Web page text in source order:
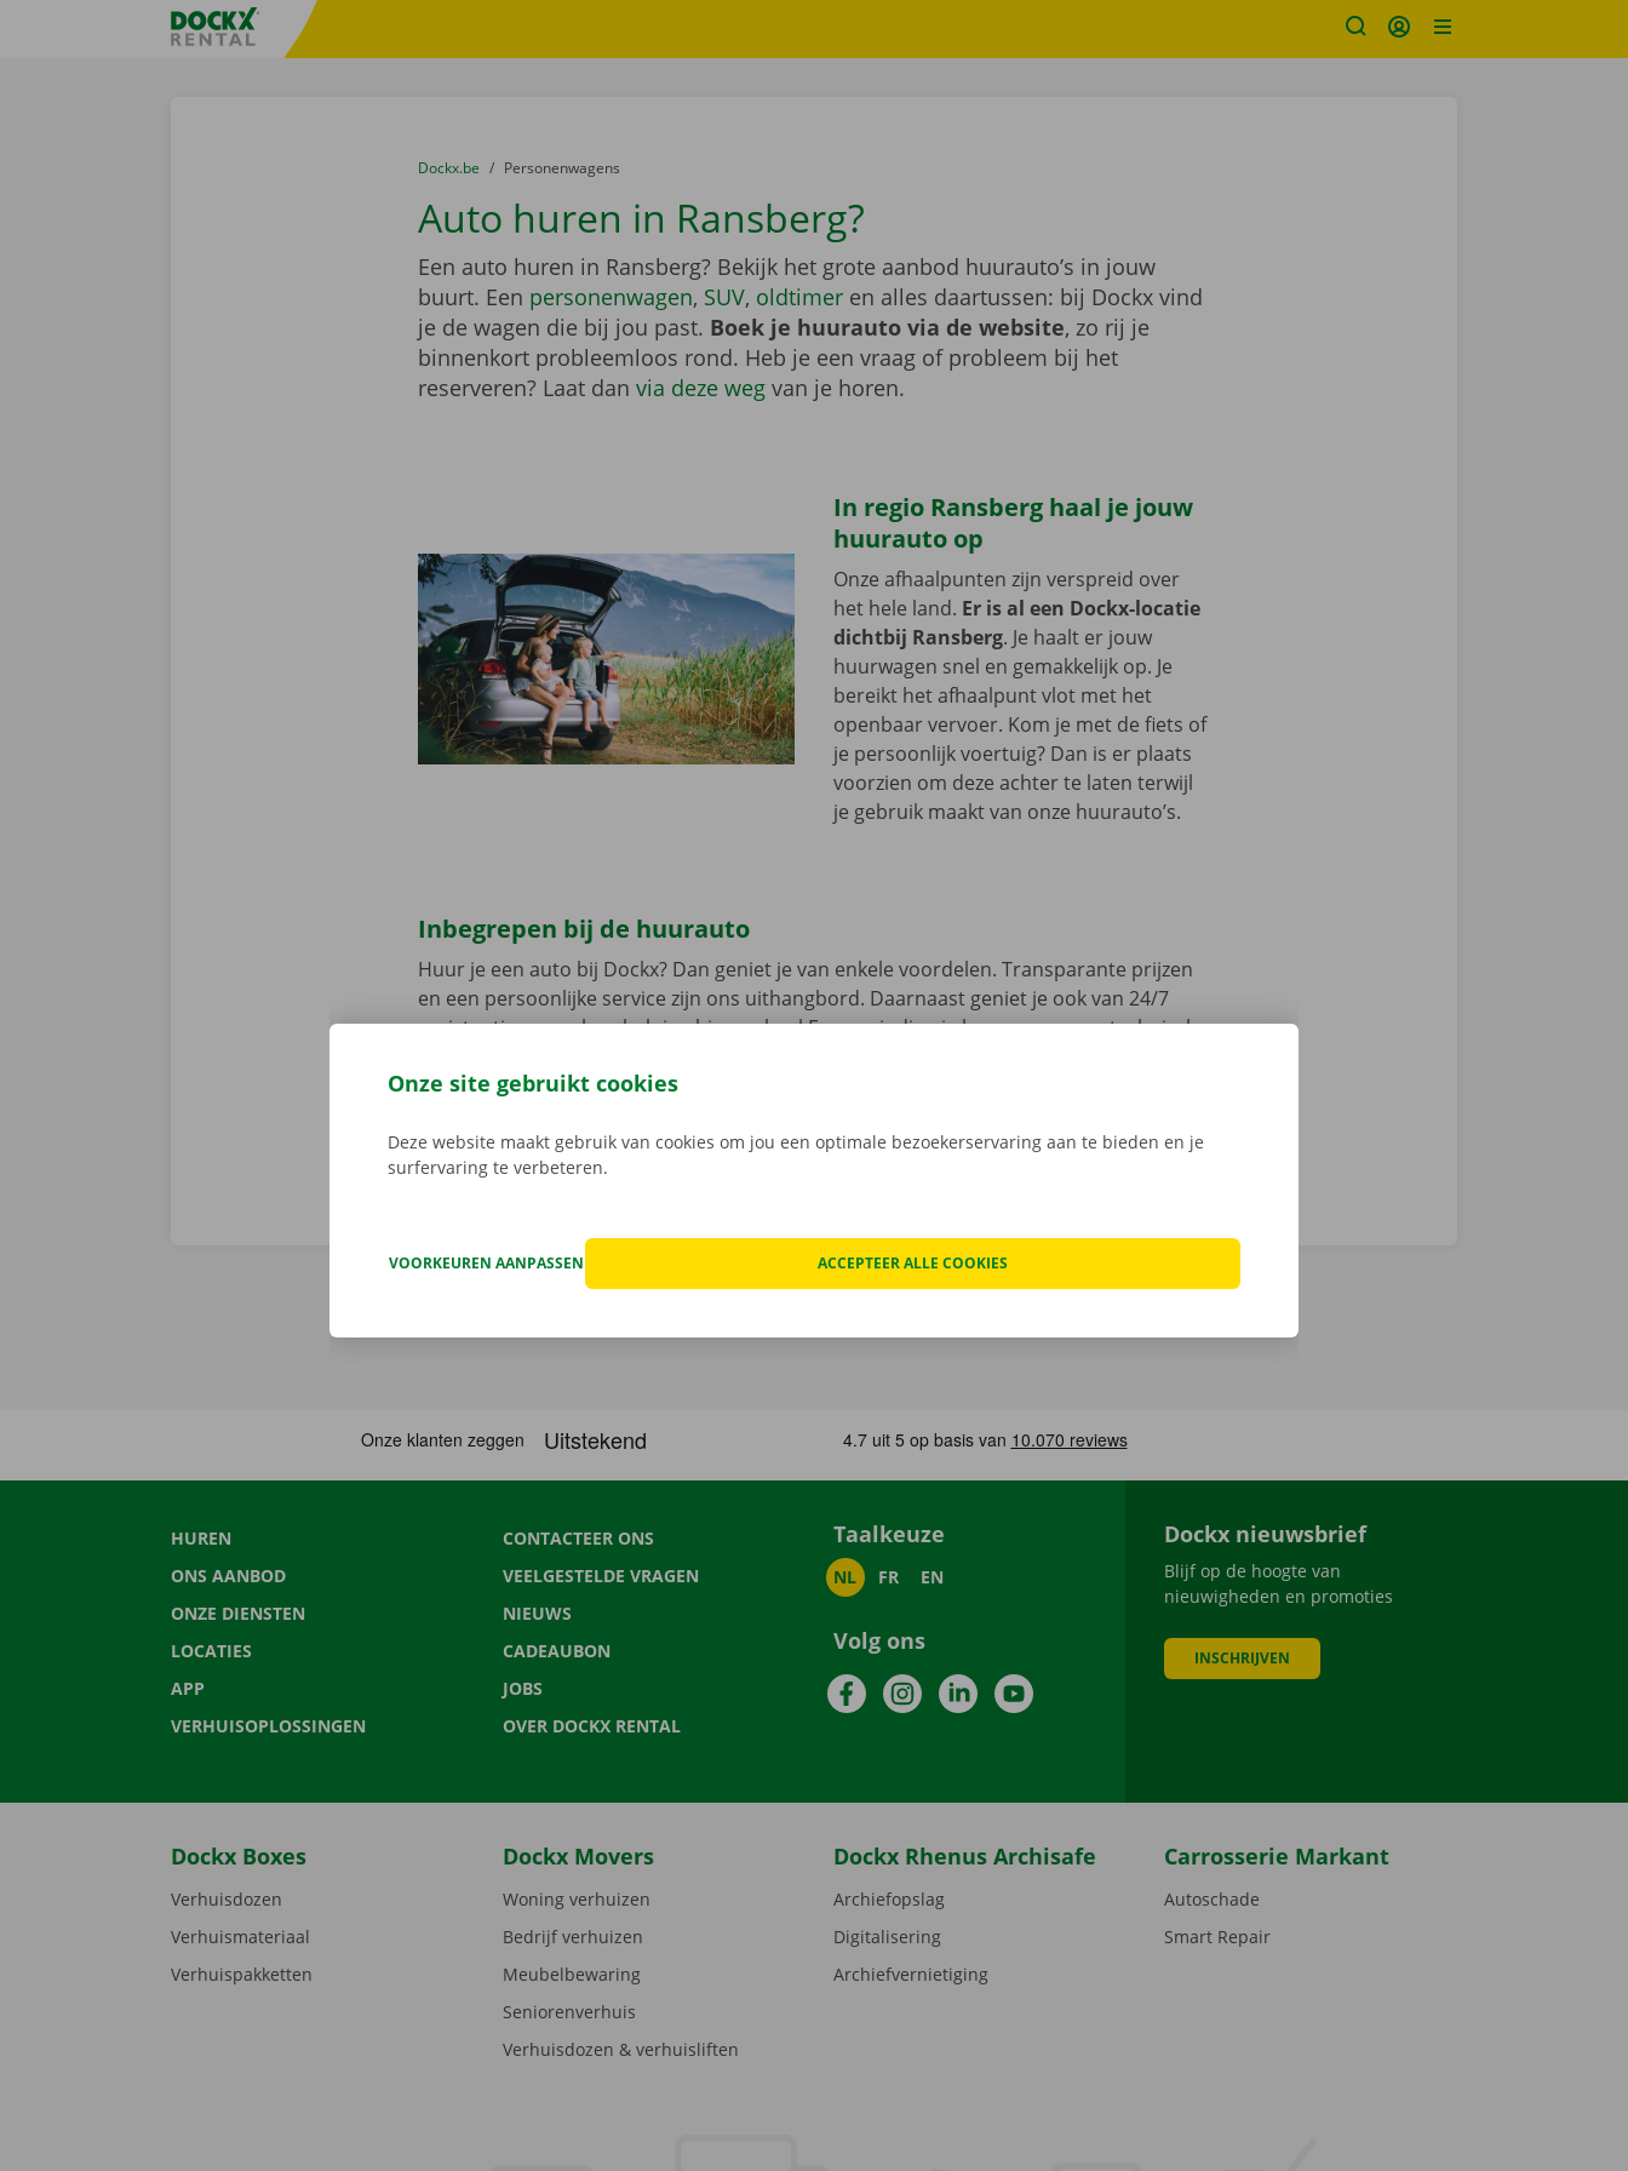
Taalselectie overslaanFratello DEMO
U bevindt zich hier:
van
Dockx.be naar
Personenwagens
Auto huren in Ransberg?
Een auto huren in Ransberg? Bekijk het grote aanbod huurauto’s in jouw
buurt. Een personenwagen, SUV, oldtimeren alles daartussen: bij Dockx vind
je de wagen die bij jou past. Boek je huurauto via de website, zo rij je
binnenkort probleemloos rond. Heb je een vraag of probleem bij het
reserveren? Laat dan via deze wegvan je horen.
In regio Ransberg haal je jouw
huurauto op
Onze afhaalpunten zijn verspreid over
het hele land. Er is al een Dockx-locatie
dichtbij Ransberg. Je haalt er jouw
huurwagen snel en gemakkelijk op. Je
bereikt het afhaalpunt vlot met het
openbaar vervoer. Kom je met de fiets of
je persoonlijk voertuig? Dan is er plaats
voorzien om deze achter te laten terwijl
je gebruik maakt van onze huurauto’s.
Inbegrepen bij de huurauto
Huur je een auto bij Dockx? Dan geniet je van enkele voordelen. Transparante prijzen
en een persoonlijke service zijn ons uithangbord. Daarnaast geniet je ook van 24/7
assistentie en pechverhelping binnen heel Europa indien je huurwagen een technische
HUREN
ONS AANBOD
ONZE DIENSTEN
LOCATIES
APP
VERHUISOPLOSSINGEN
CONTACTEER ONS
VEELGESTELDE VRAGEN
NIEUWS
CADEAUBON
JOBS
OVER DOCKX RENTAL
Taalkeuze
NL FR EN
Volg ons
FacebookInstagramLinkedInYouTube
Dockx nieuwsbrief
Blijf op de hoogte van
nieuwigheden en promoties
INSCHRIJVEN
Dockx Boxes
Verhuisdozen
Verhuismateriaal
Verhuispakketten
Dockx Movers
Woning verhuizen
Bedrijf verhuizen
Meubelbewaring
Seniorenverhuis
Verhuisdozen & verhuisliften
Dockx Rhenus Archisafe
Archiefopslag
Digitalisering
Archiefvernietiging
Carrosserie Markant
Autoschade
Smart Repair
Onze site gebruikt cookies
Deze website maakt gebruik van cookies om jou een optimale bezoekerservaring aan te bieden en je
surfervaring te verbeteren.
VOORKEUREN AANPASSEN ACCEPTEER ALLE COOKIES